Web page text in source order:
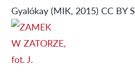
Gyalókay (MIK, 2015) CC BY